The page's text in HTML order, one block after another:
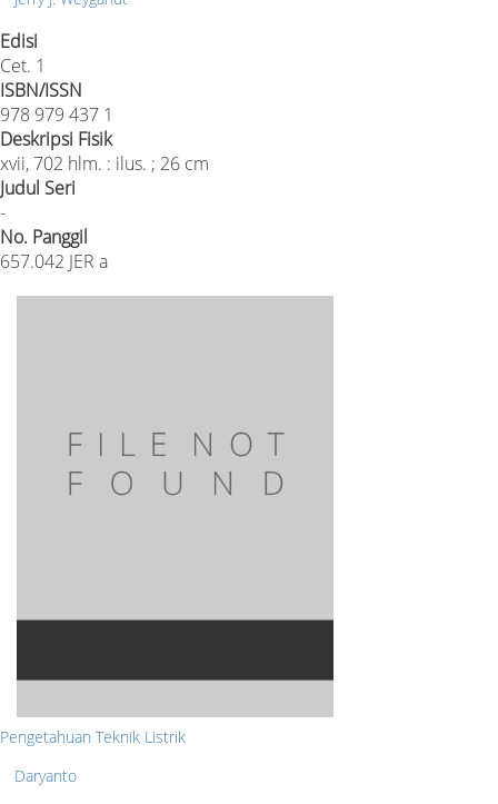
Edisi
Cet. 1
ISBN/ISSN
978 979 437 1
Deskripsi Fisik
xvii, 702 hlm. : ilus. ; 26 cm
Judul Seri
-
No. Panggil
657.042 JER a
Pengetahuan Teknik Listrik
Daryanto